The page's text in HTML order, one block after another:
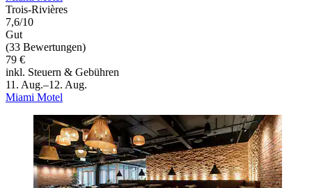
Trois-Rivières
7,6/10
Gut
(33 Bewertungen)
79 €
inkl. Steuern & Gebühren
11. Aug.–12. Aug.
Miami Motel